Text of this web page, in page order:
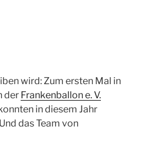
wird: Zum ersten Mal in
der Frankenballon e. V.
in diesem Jahr
das Team von